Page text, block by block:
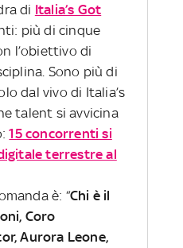
di Italia’s Got
più di cinque
l’obiettivo di
Sono più di
dal vivo di Italia’s
talent si avvicina
15 concorrenti si
terrestre al
è: “Chi è il
Coro
Aurora Leone,